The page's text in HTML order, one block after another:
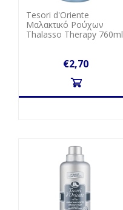
Tesori d'Oriente
Μαλακτικό Ρούχων
Thalasso Therapy 760ml
€2,70